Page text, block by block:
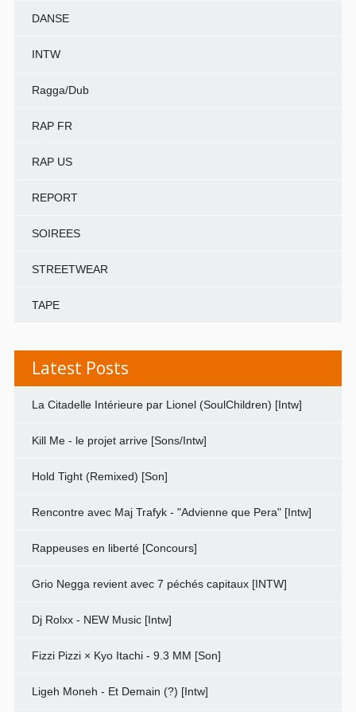
DANSE
INTW
Ragga/Dub
RAP FR
RAP US
REPORT
SOIREES
STREETWEAR
TAPE
Latest Posts
La Citadelle Intérieure par Lionel (SoulChildren) [Intw]
Kill Me - le projet arrive [Sons/Intw]
Hold Tight (Remixed) [Son]
Rencontre avec Maj Trafyk - "Advienne que Pera" [Intw]
Rappeuses en liberté [Concours]
Grio Negga revient avec 7 péchés capitaux [INTW]
Dj Rolxx - NEW Music [Intw]
Fizzi Pizzi × Kyo Itachi - 9.3 MM [Son]
Ligeh Moneh - Et Demain (?) [Intw]